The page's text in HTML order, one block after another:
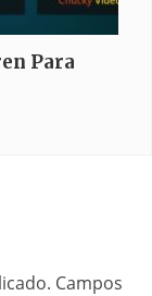
Para
Campos